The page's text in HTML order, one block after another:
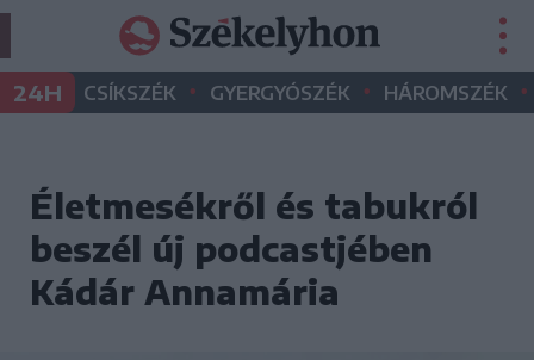
24H CSÍKSZÉK • GYERGYÓSZÉK • HÁROMSZÉK •
Életmesékről és tabukról
beszél új podcastjében
Kádár Annamária